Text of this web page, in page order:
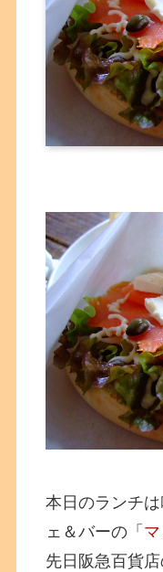
本日のランチ
ェ＆バーの「
先日阪急百貨